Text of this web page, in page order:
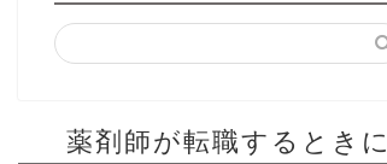
薬剤師が転職するときに